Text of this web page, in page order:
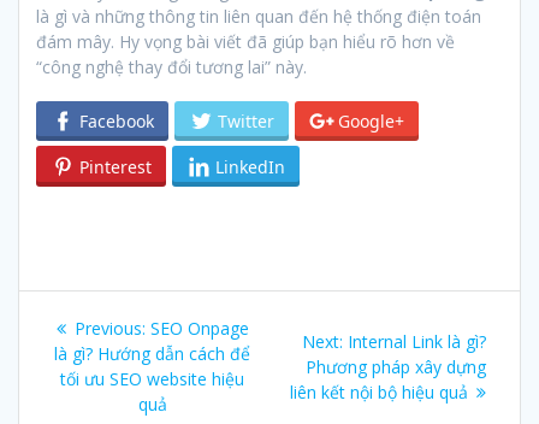
là gì và những thông tin liên quan đến hệ thống điện toán
đám mây. Hy vọng bài viết đã giúp bạn hiểu rõ hơn về
“công nghệ thay đổi tương lai” này.
Facebook Twitter
Google+
Pinterest
LinkedIn
Post
navigation
Previous: Previous
post:
SEO Onpage
là gì? Hướng dẫn cách để
tối ưu SEO website hiệu
quả
Next: Next
post:
Internal Link là gì?
Phương pháp xây dựng
liên kết nội bộ hiệu quả